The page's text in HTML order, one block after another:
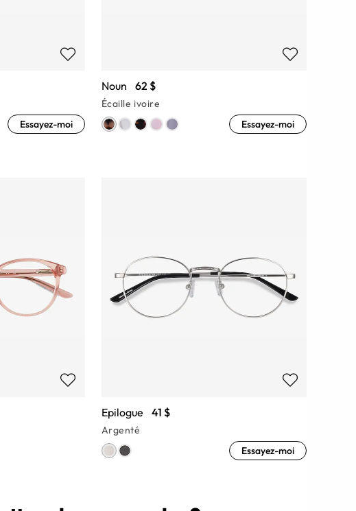
Essayez-moi
Noun 62 $
Écaille ivoire
Essayez-moi
Epilogue 41 $
Argenté
Essayez-moi